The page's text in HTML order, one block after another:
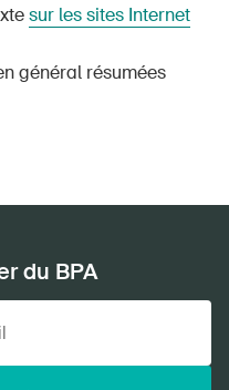
sur les sites Internet
général résumées
du BPA